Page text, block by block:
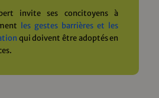
invite ses concitoyens à
les gestes barrières et les
qui doivent être adoptés en